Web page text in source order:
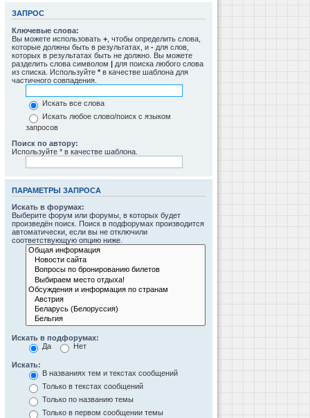
ЗАПРОС
Ключевые слова:
Вы можете использовать + , чтобы определить слова,
которые должны быть в результатах, и - для слов,
которых в результатах быть не должно. Вы можете
разделить слова символом | для поиска любого слова
из списка. Используйте * в качестве шаблона для
частичного совпадения.
Искать все слова
Искать любое слово/поиск с языком
запросов
Поиск по автору:
Используйте * в качестве шаблона.
ПАРАМЕТРЫ ЗАПРОСА
Искать в форумах:
Выберите форум или форумы, в которых будет
произведён поиск. Поиск в подфорумах производится
автоматически, если вы не отключили
соответствующую опцию ниже.
Искать в подфорумах:
Да
Нет
Искать:
В названиях тем и текстах сообщений
Только в текстах сообщений
Только по названию темы
Только в первом сообщении темы